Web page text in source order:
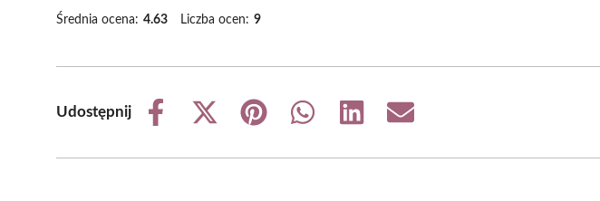
Średnia ocena: 4.63 Liczba ocen: 9
Udostępnij
Share
Share
(Twitter)
Share
Share
Share
Share